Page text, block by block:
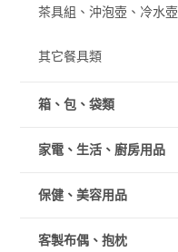
茶具組、沖泡壺、冷水壺
其它餐具類
箱、包、袋類
家電、生活、廚房用品
保健、美容用品
客製布偶、抱枕